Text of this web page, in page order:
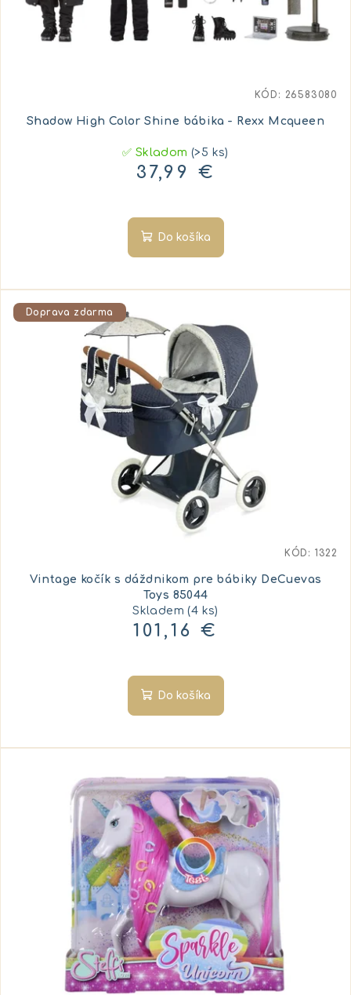
Shadow High Color Shine bábika - Rexx Mcqueen
✅ Skladom(>5 ks)
37,99 €
Do košíka
KÓD: 26583080
Doprava zdarma
Vintage kočík s dáždnikom pre bábiky DeCuevas
Toys 85044
Skladem(4 ks)
101,16 €
Do košíka
KÓD: 1322